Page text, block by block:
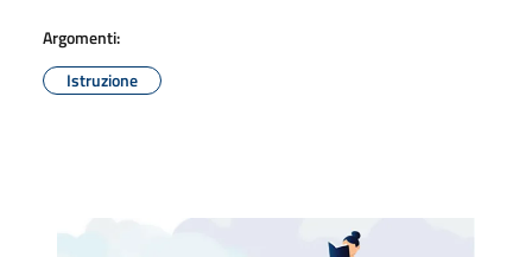
Argomenti:
Istruzione